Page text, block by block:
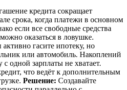
кредита сокращает
срока, когда платежи в основном
если все свободные средства
оказаться в ловушке.
гасите ипотеку, но
или автомобиль. Накоплений
одной зарплаты не хватает.
что ведёт к дополнительным
Решение: Создавайте